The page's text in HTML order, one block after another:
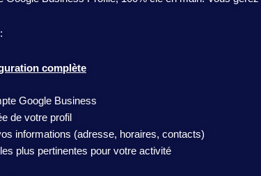
complète
Google Business
de votre profil
informations (adresse, horaires, contacts)
plus pertinentes pour votre activité